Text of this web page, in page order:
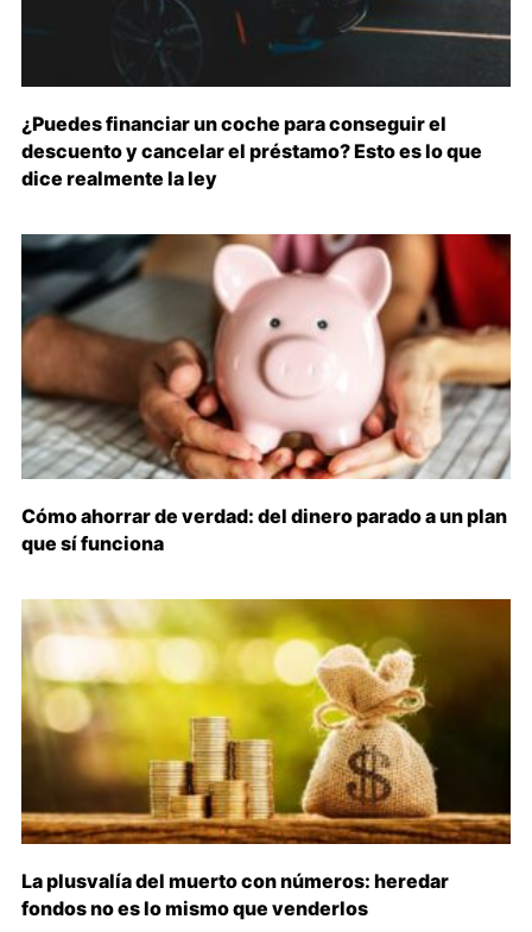
¿Puedes financiar un coche para conseguir el
descuento y cancelar el préstamo? Esto es lo que
dice realmente la ley
Cómo ahorrar de verdad: del dinero parado a un plan
que sí funciona
La plusvalía del muerto con números: heredar
fondos no es lo mismo que venderlos